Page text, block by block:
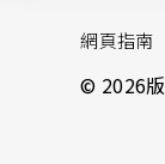
網頁指南
© 2026